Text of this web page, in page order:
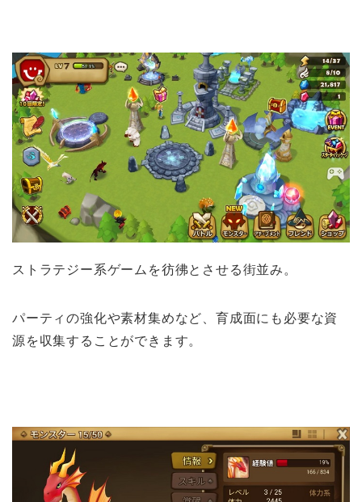
ストラテジー系ゲームを彷彿とさせる街並み。
パーティの強化や素材集めなど、育成面にも必要な資
源を収集することができます。